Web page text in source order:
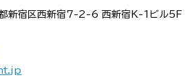
新宿区西新宿7-2-6 西新宿K-1ビル5F